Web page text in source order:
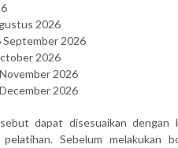
2026
2026
2026
2026
2026
dapat disesuaikan
pelatihan. Sebelum